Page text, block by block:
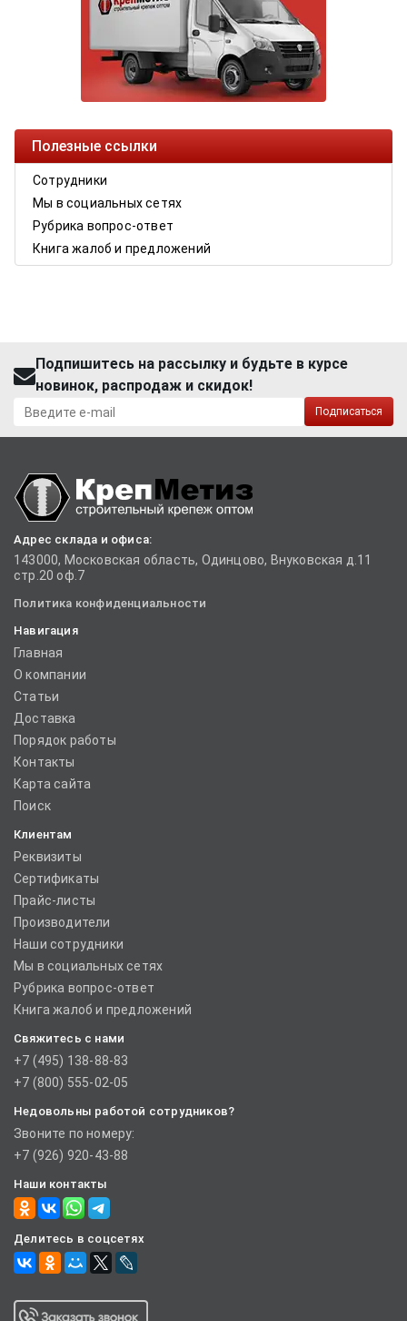
Полезные ссылки
Сотрудники
Мы в социальных сетях
Рубрика вопрос-ответ
Книга жалоб и предложений
Подпишитесь на рассылку и будьте в курсе
новинок, распродаж и скидок!
Подписаться
Адрес склада и офиса:
143000, Московская область, Одинцово, Внуковская д.11
стр.20 оф.7
Политика конфиденциальности
Навигация
Главная
О компании
Статьи
Доставка
Порядок работы
Контакты
Карта сайта
Поиск
Клиентам
Реквизиты
Сертификаты
Прайс-листы
Производители
Наши сотрудники
Мы в социальных сетях
Рубрика вопрос-ответ
Книга жалоб и предложений
Свяжитесь с нами
+7 (495) 138-88-83
+7 (800) 555-02-05
Недовольны работой сотрудников?
Звоните по номеру:
+7 (926) 920-43-88
Наши контакты
Делитесь в соцсетях